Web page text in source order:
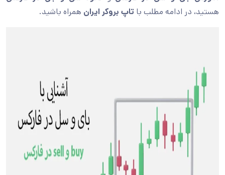
هستید، در ادامه مطلب با تاپ بروکر ایران همراه باشید.